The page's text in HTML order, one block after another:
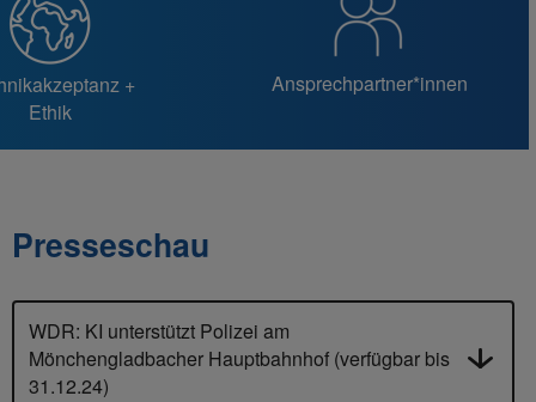
+
Ethik
Ansprechpartner*innen
Presseschau
WDR: KI unterstützt Polizei am
Mönchengladbacher Hauptbahnhof (verfügbar bis
31.12.24)